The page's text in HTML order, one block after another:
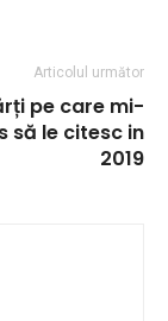
Articolul următor
pe care mi-
să le citesc in
2019